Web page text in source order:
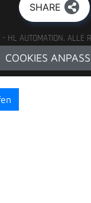
SHARE
HL AUTOMATION. ALLE
COOKIES